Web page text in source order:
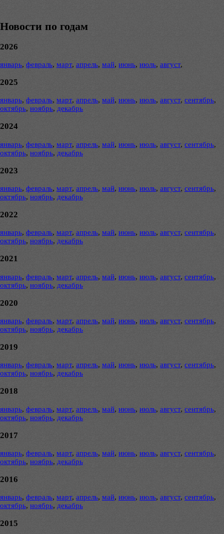
Новости по годам
2026
январь, февраль, март, апрель, май, июнь, июль, август,
2025
январь, февраль, март, апрель, май, июнь, июль, август, сентябрь,
октябрь, ноябрь, декабрь
2024
январь, февраль, март, апрель, май, июнь, июль, август, сентябрь,
октябрь, ноябрь, декабрь
2023
январь, февраль, март, апрель, май, июнь, июль, август, сентябрь,
октябрь, ноябрь, декабрь
2022
январь, февраль, март, апрель, май, июнь, июль, август, сентябрь,
октябрь, ноябрь, декабрь
2021
январь, февраль, март, апрель, май, июнь, июль, август, сентябрь,
октябрь, ноябрь, декабрь
2020
январь, февраль, март, апрель, май, июнь, июль, август, сентябрь,
октябрь, ноябрь, декабрь
2019
январь, февраль, март, апрель, май, июнь, июль, август, сентябрь,
октябрь, ноябрь, декабрь
2018
январь, февраль, март, апрель, май, июнь, июль, август, сентябрь,
октябрь, ноябрь, декабрь
2017
январь, февраль, март, апрель, май, июнь, июль, август, сентябрь,
октябрь, ноябрь, декабрь
2016
январь, февраль, март, апрель, май, июнь, июль, август, сентябрь,
октябрь, ноябрь, декабрь
2015